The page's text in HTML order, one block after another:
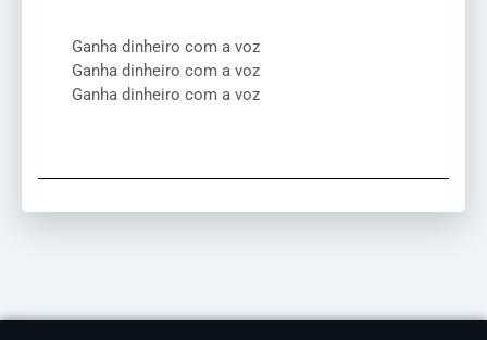
Ganha dinheiro com a voz
Ganha dinheiro com a voz
Ganha dinheiro com a voz